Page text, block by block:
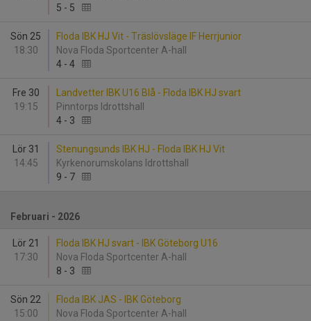
5 - 5
Sön 25
18:30
Floda IBK HJ Vit - Träslövsläge IF Herrjunior
Nova Floda Sportcenter A-hall
4 - 4
Fre 30
19:15
Landvetter IBK U16 Blå - Floda IBK HJ svart
Pinntorps Idrottshall
4 - 3
Lör 31
14:45
Stenungsunds IBK HJ - Floda IBK HJ Vit
Kyrkenorumskolans Idrottshall
9 - 7
Februari - 2026
Lör 21
17:30
Floda IBK HJ svart - IBK Göteborg U16
Nova Floda Sportcenter A-hall
8 - 3
Sön 22
15:00
Floda IBK JAS - IBK Göteborg
Nova Floda Sportcenter A-hall